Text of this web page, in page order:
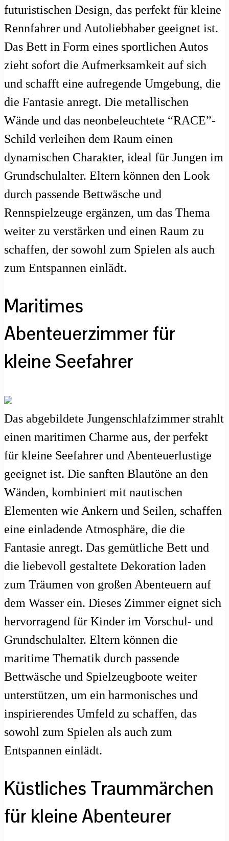
futuristischen Design, das perfekt für kleine
Rennfahrer und Autoliebhaber geeignet ist.
Das Bett in Form eines sportlichen Autos
zieht sofort die Aufmerksamkeit auf sich
und schafft eine aufregende Umgebung, die
die Fantasie anregt. Die metallischen
Wände und das neonbeleuchtete “RACE”-
Schild verleihen dem Raum einen
dynamischen Charakter, ideal für Jungen im
Grundschulalter. Eltern können den Look
durch passende Bettwäsche und
Rennspielzeuge ergänzen, um das Thema
weiter zu verstärken und einen Raum zu
schaffen, der sowohl zum Spielen als auch
zum Entspannen einlädt.
Maritimes
Abenteuerzimmer für
kleine Seefahrer
Das abgebildete Jungenschlafzimmer strahlt
einen maritimen Charme aus, der perfekt
für kleine Seefahrer und Abenteuerlustige
geeignet ist. Die sanften Blautöne an den
Wänden, kombiniert mit nautischen
Elementen wie Ankern und Seilen, schaffen
eine einladende Atmosphäre, die die
Fantasie anregt. Das gemütliche Bett und
die liebevoll gestaltete Dekoration laden
zum Träumen von großen Abenteuern auf
dem Wasser ein. Dieses Zimmer eignet sich
hervorragend für Kinder im Vorschul- und
Grundschulalter. Eltern können die
maritime Thematik durch passende
Bettwäsche und Spielzeugboote weiter
unterstützen, um ein harmonisches und
inspirierendes Umfeld zu schaffen, das
sowohl zum Spielen als auch zum
Entspannen einlädt.
Küstliches Traummärchen
für kleine Abenteurer